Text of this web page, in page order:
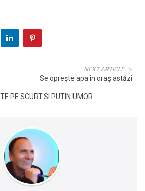
NEXT ARTICLE
Se oprește apa în oraș astăzi
PE SCURT.SI PUTIN UMOR.